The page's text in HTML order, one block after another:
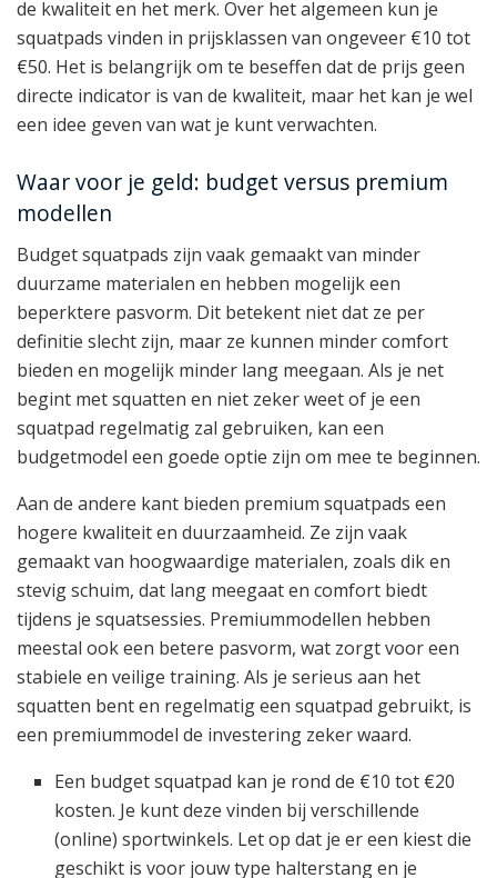
de kwaliteit en het merk. Over het algemeen kun je
squatpads vinden in prijsklassen van ongeveer €10 tot
€50. Het is belangrijk om te beseffen dat de prijs geen
directe indicator is van de kwaliteit, maar het kan je wel
een idee geven van wat je kunt verwachten.
Waar voor je geld: budget versus premium
modellen
Budget squatpads zijn vaak gemaakt van minder
duurzame materialen en hebben mogelijk een
beperktere pasvorm. Dit betekent niet dat ze per
definitie slecht zijn, maar ze kunnen minder comfort
bieden en mogelijk minder lang meegaan. Als je net
begint met squatten en niet zeker weet of je een
squatpad regelmatig zal gebruiken, kan een
budgetmodel een goede optie zijn om mee te beginnen.
Aan de andere kant bieden premium squatpads een
hogere kwaliteit en duurzaamheid. Ze zijn vaak
gemaakt van hoogwaardige materialen, zoals dik en
stevig schuim, dat lang meegaat en comfort biedt
tijdens je squatsessies. Premiummodellen hebben
meestal ook een betere pasvorm, wat zorgt voor een
stabiele en veilige training. Als je serieus aan het
squatten bent en regelmatig een squatpad gebruikt, is
een premiummodel de investering zeker waard.
Een budget squatpad kan je rond de €10 tot €20
kosten. Je kunt deze vinden bij verschillende
(online) sportwinkels. Let op dat je er een kiest die
geschikt is voor jouw type halterstang en je